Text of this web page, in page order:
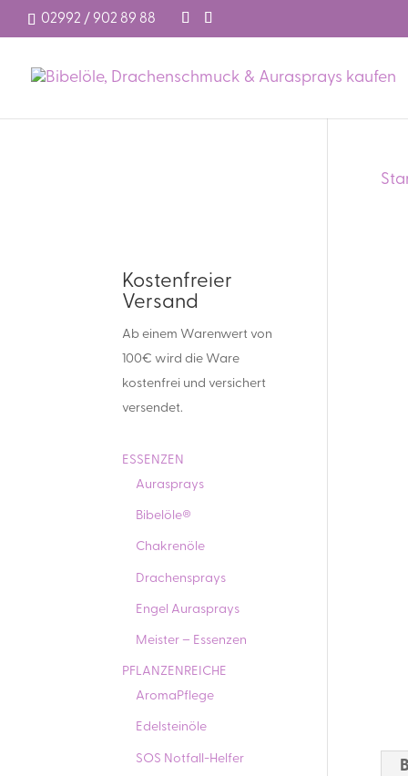
02992 / 902 89 88
Kostenfreier
Versand
Ab einem Warenwert von
100€ wird die Ware
kostenfrei und versichert
versendet.
ESSENZEN
Aurasprays
Bibelöle®
Chakrenöle
Drachensprays
Engel Aurasprays
Meister – Essenzen
PFLANZENREICHE
AromaPflege
Edelsteinöle
SOS Notfall-Helfer